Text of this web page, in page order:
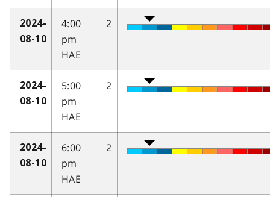
2024-
08-10
4:00
pm
HAE
2
2024-
08-10
5:00
pm
HAE
2
2024-
08-10
6:00
pm
HAE
2